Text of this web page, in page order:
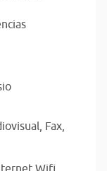
Fax,
Wifi